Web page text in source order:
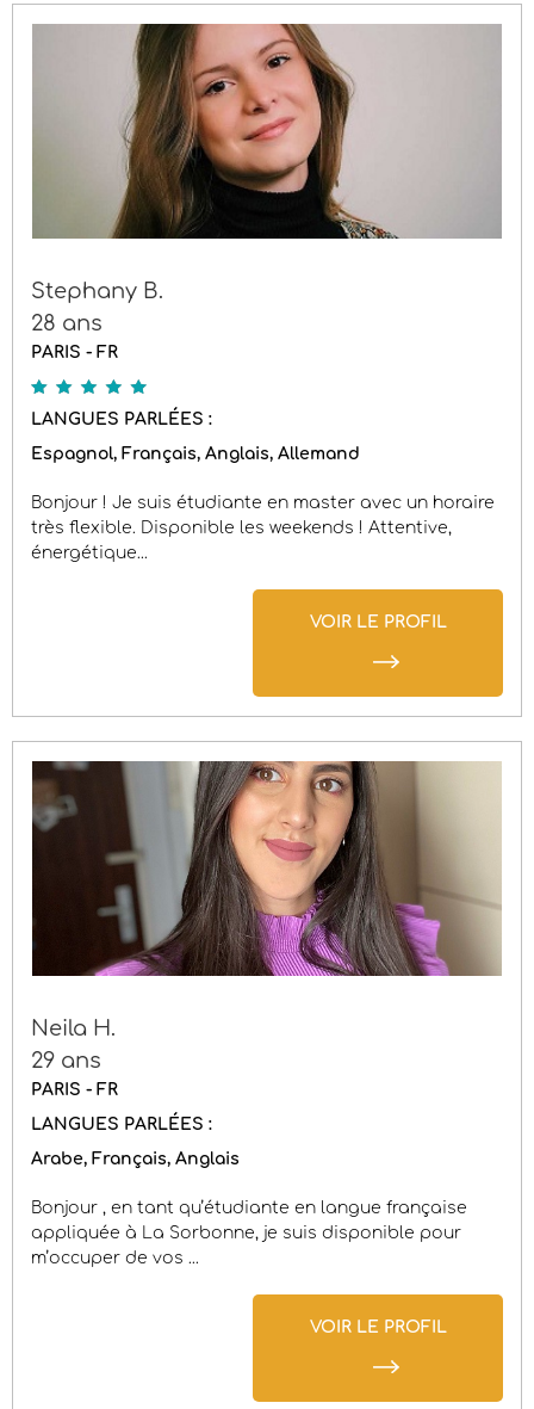
Stephany B.
28 ans
PARIS - FR
5
LANGUES PARLÉES :
Espagnol Français Anglais Allemand
Bonjour ! Je suis étudiante en master avec un horaire
très flexible. Disponible les weekends ! Attentive,
énergétique...
VOIR LE PROFIL
Neila H.
29 ans
PARIS - FR
LANGUES PARLÉES :
Arabe
Français Anglais
Bonjour , en tant qu’étudiante en langue française
appliquée à La Sorbonne, je suis disponible pour
m’occuper de vos ...
VOIR LE PROFIL